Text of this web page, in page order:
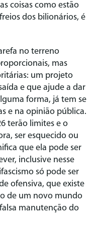
coisas como estão
dos bilionários, é
no terreno
mas
um projeto
e que ajude a dar
forma, já tem se
e na opinião pública.
terão limites e o
ser esquecido ou
que ela pode ser
inclusive nesse
só pode ser
ofensiva, que existe
de um novo mundo
manutenção do